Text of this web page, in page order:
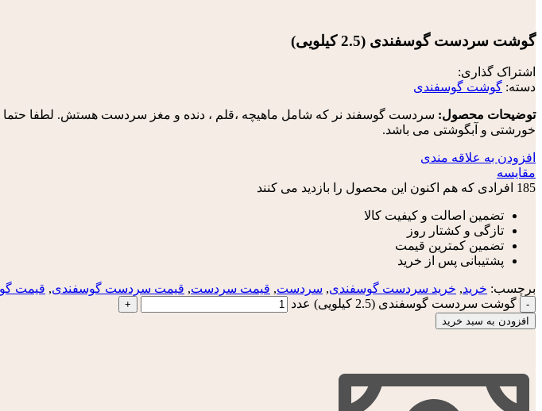
گوشت سردست گوسفندی (2.5 کیلویی)
اشتراک گذاری:
دسته: گوشت گوسفندی
توضیحات محصول: سردست گوسفند نر که شامل ماهیچه ،قلم ، دنده و مغز سردست هستش. لطفا
خورشتی و آبگوشتی می باشد.
افزودن به علاقه مندی
مقایسه
185 افرادی که هم اکنون این محصول را بازدید می کنند
تضمین اصالت و کیفیت کالا
تازگی و کشتار روز
تضمین کمترین قیمت
پشتیبانی پس از خرید
برچسب: خرید, خرید سردست گوسفندی, سردست, قیمت سردست, قیمت سردست گوسفندی, قیمت
گوشت سردست گوسفندی (2.5 کیلویی) عدد
افزودن به سبد خرید